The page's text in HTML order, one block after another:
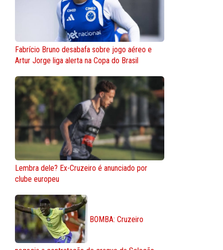
Fabrício Bruno desabafa sobre jogo aéreo e
Artur Jorge liga alerta na Copa do Brasil
Lembra dele? Ex-Cruzeiro é anunciado por
clube europeu
BOMBA: Cruzeiro